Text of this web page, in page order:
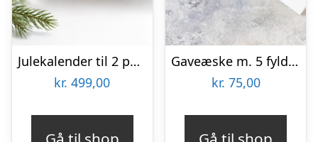
Julekalender til 2 personer med fyldte chokolader fra Anker Chokolade
kr. 499,00
Gaveæske m. 5 fyldte chokolader – Xocolatl
kr. 75,00